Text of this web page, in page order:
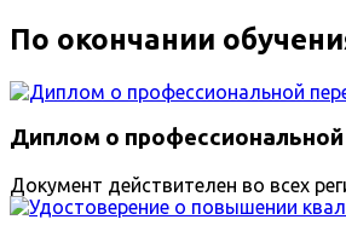
По окончании
Диплом о
Документ действителен во всех